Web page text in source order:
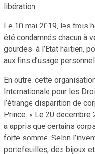
libération.
Le 10 mai 2019, les trois
été condamnés chacun à
gourdes à l’Etat haïtien,
aux fins d’usage
En outre, cette
Internationale pour les
l’étrange disparition de
Prince. « Le 20 décembre
a appris que certains
forte somme. Selon
portefeuilles, des bijoux